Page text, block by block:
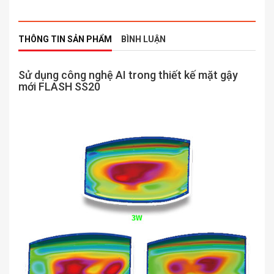
THÔNG TIN SẢN PHẨM BÌNH LUẬN
Sử dụng công nghệ AI trong thiết kế mặt gậy
mới FLASH SS20